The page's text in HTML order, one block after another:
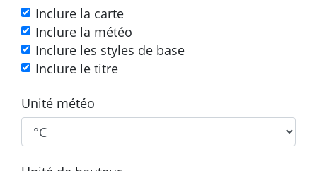
Inclure la carte
Inclure la météo
Inclure les styles de base
Inclure le titre
Unité météo